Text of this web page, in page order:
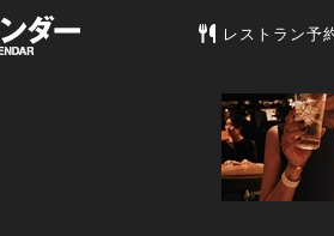
東京カレンダー
レストラン予